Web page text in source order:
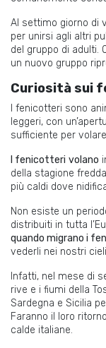
Al settimo giorno di
per unirsi agli altri
del gruppo di adulti.
un nuovo gruppo
Curiosità sui
I fenicotteri sono
leggeri, con
sufficiente per
I fenicotteri volano
della stagione fredda
più caldi dove
Non esiste un
distribuiti in tutta
quando migrano i
vederli nei nostri
Infatti, nel mese di
rive e i fiumi della
Sardegna e Sicilia
Faranno il loro
calde italiane.